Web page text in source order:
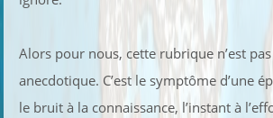
Alors pour nous, cette rubrique n’est
anecdotique. C’est le symptôme d’une
le bruit à la connaissance, l’instant à